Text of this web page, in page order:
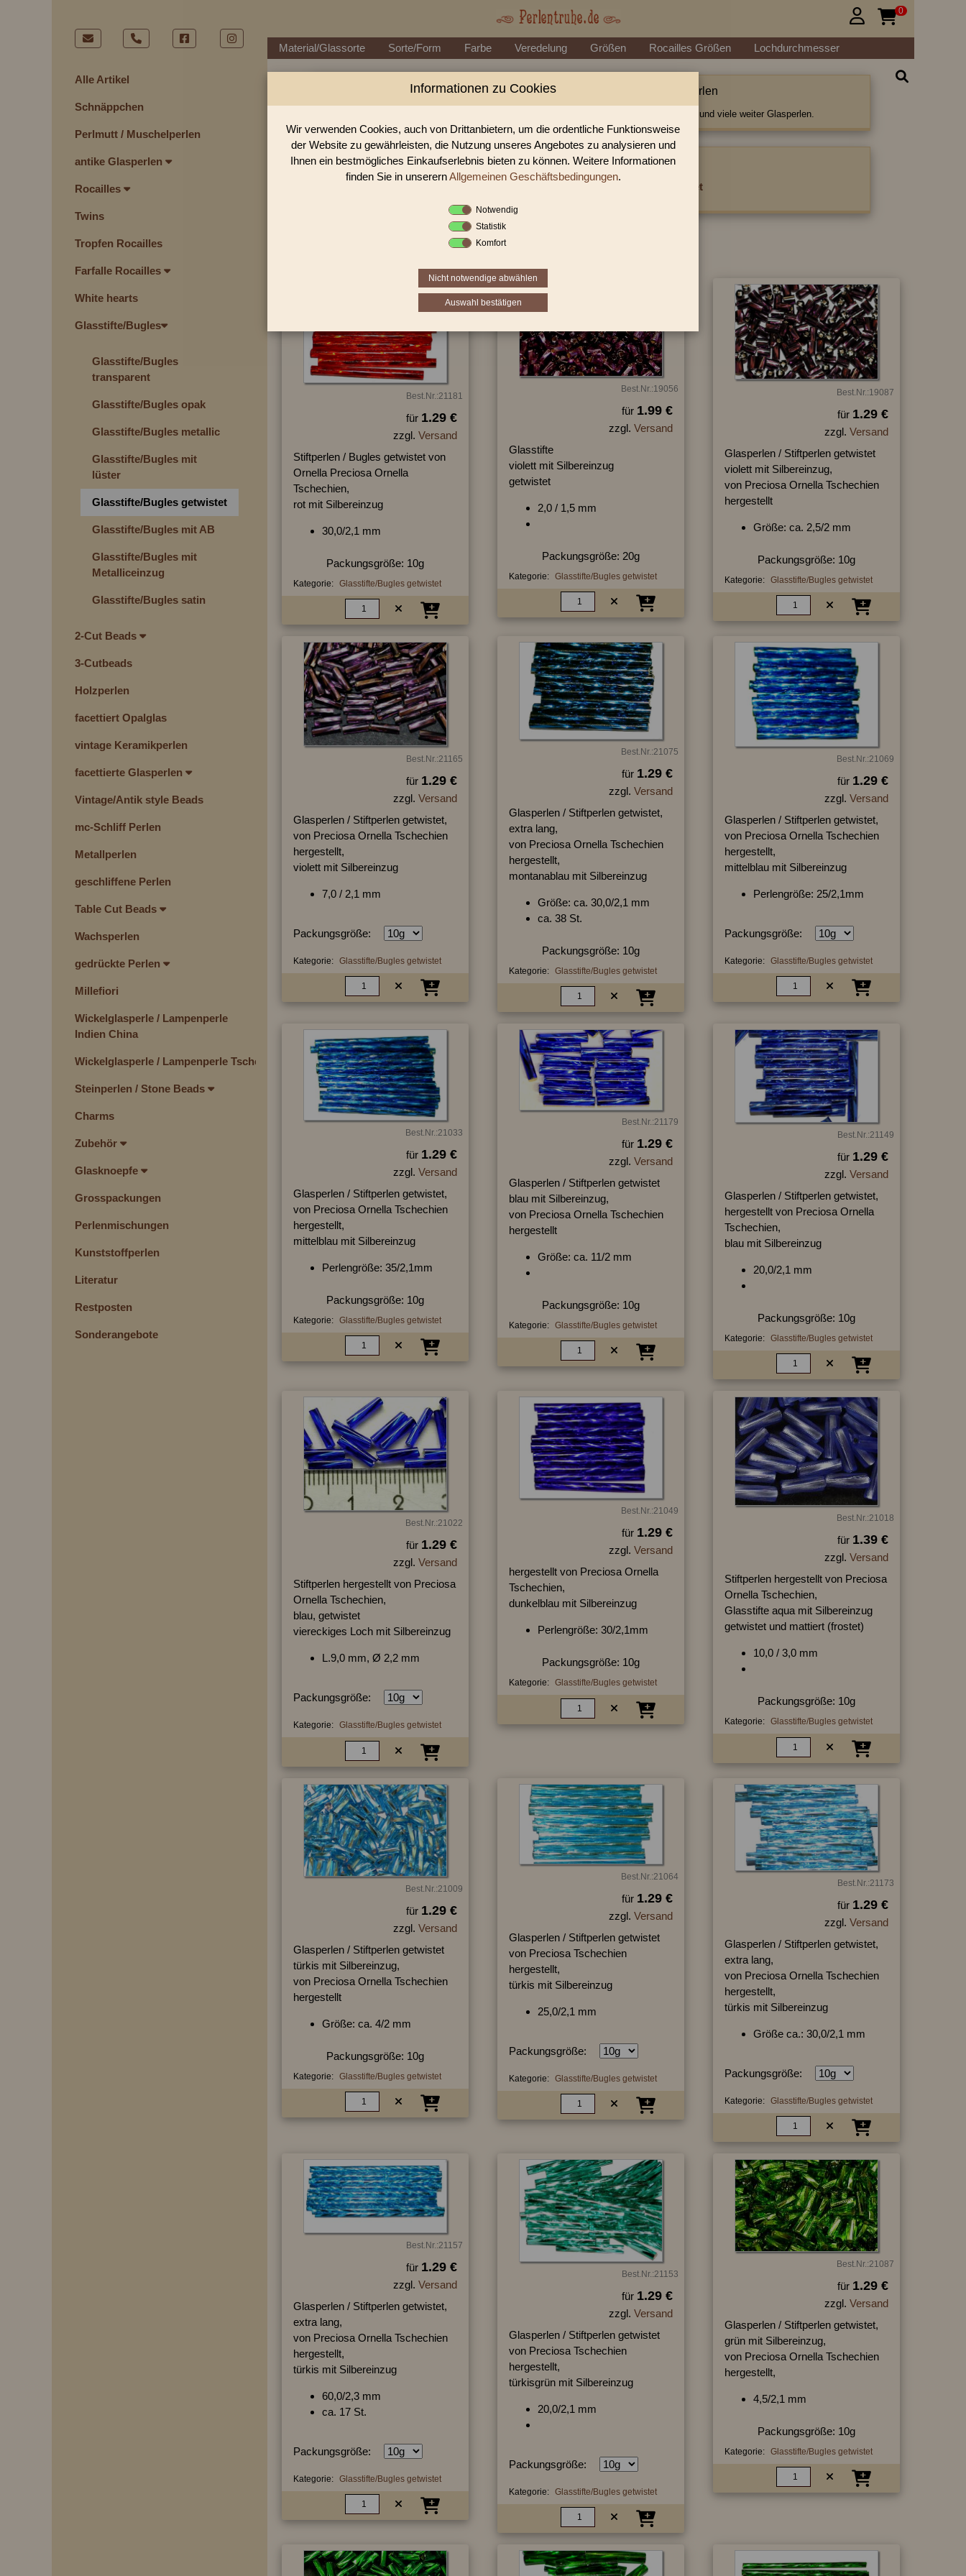
Alle Artikel
Schnäppchen
Perlmutt / Muschelperlen
antike Glasperlen
Rocailles
Twins
Tropfen Rocailles
Farfalle Rocailles
White hearts
Glasstifte/Bugles
Glasstifte/Bugles
transparent
Glasstifte/Bugles opak
Glasstifte/Bugles metallic
Glasstifte/Bugles mit
lüster
Glasstifte/Bugles getwistet
Glasstifte/Bugles mit AB
Glasstifte/Bugles mit
Metalliceinzug
Glasstifte/Bugles satin
2-Cut Beads
3-Cutbeads
Holzperlen
facettiert Opalglas
vintage Keramikperlen
facettierte Glasperlen
Vintage/Antik style Beads
mc-Schliff Perlen
Metallperlen
geschliffene Perlen
Table Cut Beads
Wachsperlen
gedrückte Perlen
Millefiori
Wickelglasperle / Lampenperle
Indien China
Wickelglasperle / Lampenperle Tschechien
Steinperlen / Stone Beads
Charms
Zubehör
Glasknoepfe
Grosspackungen
Perlenmischungen
Kunststoffperlen
Literatur
Restposten
Sonderangebote
 0
Material/Glassorte Sorte/Form Farbe Veredelung Größen Rocailles Größen Lochdurchmesser
Perlen Shop für Glasstifte/Bugles getwistet Perlen
In unserem Perlen Shop finden sie zahlreich Glasstifte/Bugles getwistet Perlen und viele weiter Glasperlen.
Sie befinden sich in folgender Kategorie:
Glasstifte/Bugles getwistet
Best.Nr.:21181
für 1.29 €
zzgl. Versand
Stiftperlen / Bugles getwistet von
Ornella Preciosa Ornella
Tschechien,
rot mit Silbereinzug
30,0/2,1 mm
Packungsgröße: 10g
Kategorie: Glasstifte/Bugles getwistet
Best.Nr.:19056
für 1.99 €
zzgl. Versand
Glasstifte
violett mit Silbereinzug
getwistet
2,0 / 1,5 mm
Packungsgröße: 20g
Kategorie: Glasstifte/Bugles getwistet
Best.Nr.:19087
für 1.29 €
zzgl. Versand
Glasperlen / Stiftperlen getwistet
violett mit Silbereinzug,
von Preciosa Ornella Tschechien
hergestellt
Größe: ca. 2,5/2 mm
Packungsgröße: 10g
Kategorie: Glasstifte/Bugles getwistet
Best.Nr.:21165
für 1.29 €
zzgl. Versand
Glasperlen / Stiftperlen getwistet,
von Preciosa Ornella Tschechien
hergestellt,
violett mit Silbereinzug
7,0 / 2,1 mm
Packungsgröße:
Kategorie: Glasstifte/Bugles getwistet
Best.Nr.:21075
für 1.29 €
zzgl. Versand
Glasperlen / Stiftperlen getwistet,
extra lang,
von Preciosa Ornella Tschechien
hergestellt,
montanablau mit Silbereinzug
Größe: ca. 30,0/2,1 mm
ca. 38 St.
Packungsgröße: 10g
Kategorie: Glasstifte/Bugles getwistet
Best.Nr.:21069
für 1.29 €
zzgl. Versand
Glasperlen / Stiftperlen getwistet,
von Preciosa Ornella Tschechien
hergestellt,
mittelblau mit Silbereinzug
Perlengröße: 25/2,1mm
Packungsgröße:
Kategorie: Glasstifte/Bugles getwistet
Best.Nr.:21033
für 1.29 €
zzgl. Versand
Glasperlen / Stiftperlen getwistet,
von Preciosa Ornella Tschechien
hergestellt,
mittelblau mit Silbereinzug
Perlengröße: 35/2,1mm
Packungsgröße: 10g
Kategorie: Glasstifte/Bugles getwistet
Best.Nr.:21179
für 1.29 €
zzgl. Versand
Glasperlen / Stiftperlen getwistet
blau mit Silbereinzug,
von Preciosa Ornella Tschechien
hergestellt
Größe: ca. 11/2 mm
Packungsgröße: 10g
Kategorie: Glasstifte/Bugles getwistet
Best.Nr.:21149
für 1.29 €
zzgl. Versand
Glasperlen / Stiftperlen getwistet,
hergestellt von Preciosa Ornella
Tschechien,
blau mit Silbereinzug
20,0/2,1 mm
Packungsgröße: 10g
Kategorie: Glasstifte/Bugles getwistet
Best.Nr.:21022
für 1.29 €
zzgl. Versand
Stiftperlen hergestellt von Preciosa
Ornella Tschechien,
blau, getwistet
viereckiges Loch mit Silbereinzug
L.9,0 mm, Ø 2,2 mm
Packungsgröße:
Kategorie: Glasstifte/Bugles getwistet
Best.Nr.:21049
für 1.29 €
zzgl. Versand
hergestellt von Preciosa Ornella
Tschechien,
dunkelblau mit Silbereinzug
Perlengröße: 30/2,1mm
Packungsgröße: 10g
Kategorie: Glasstifte/Bugles getwistet
Best.Nr.:21018
für 1.39 €
zzgl. Versand
Stiftperlen hergestellt von Preciosa
Ornella Tschechien,
Glasstifte aqua mit Silbereinzug
getwistet und mattiert (frostet)
10,0 / 3,0 mm
Packungsgröße: 10g
Kategorie: Glasstifte/Bugles getwistet
Best.Nr.:21009
für 1.29 €
zzgl. Versand
Glasperlen / Stiftperlen getwistet
türkis mit Silbereinzug,
von Preciosa Ornella Tschechien
hergestellt
Größe: ca. 4/2 mm
Packungsgröße: 10g
Kategorie: Glasstifte/Bugles getwistet
Best.Nr.:21064
für 1.29 €
zzgl. Versand
Glasperlen / Stiftperlen getwistet
von Preciosa Tschechien
hergestellt,
türkis mit Silbereinzug
25,0/2,1 mm
Packungsgröße:
Kategorie: Glasstifte/Bugles getwistet
Best.Nr.:21173
für 1.29 €
zzgl. Versand
Glasperlen / Stiftperlen getwistet,
extra lang,
von Preciosa Ornella Tschechien
hergestellt,
türkis mit Silbereinzug
Größe ca.: 30,0/2,1 mm
Packungsgröße:
Kategorie: Glasstifte/Bugles getwistet
Best.Nr.:21157
für 1.29 €
zzgl. Versand
Glasperlen / Stiftperlen getwistet,
extra lang,
von Preciosa Ornella Tschechien
hergestellt,
türkis mit Silbereinzug
60,0/2,3 mm
ca. 17 St.
Packungsgröße:
Kategorie: Glasstifte/Bugles getwistet
Best.Nr.:21153
für 1.29 €
zzgl. Versand
Glasperlen / Stiftperlen getwistet
von Preciosa Tschechien
hergestellt,
türkisgrün mit Silbereinzug
20,0/2,1 mm
Packungsgröße:
Kategorie: Glasstifte/Bugles getwistet
Best.Nr.:21087
für 1.29 €
zzgl. Versand
Glasperlen / Stiftperlen getwistet,
grün mit Silbereinzug,
von Preciosa Ornella Tschechien
hergestellt,
4,5/2,1 mm
Packungsgröße: 10g
Kategorie: Glasstifte/Bugles getwistet
Informationen zu Cookies
Wir verwenden Cookies, auch von Drittanbietern, um die ordentliche Funktionsweise
der Website zu gewährleisten, die Nutzung unseres Angebotes zu analysieren und
Ihnen ein bestmögliches Einkaufserlebnis bieten zu können. Weitere Informationen
finden Sie in unserernAllgemeinen Geschäftsbedingungen.
Notwendig
Statistik
Komfort
Nicht notwendige abwählen
Auswahl bestätigen